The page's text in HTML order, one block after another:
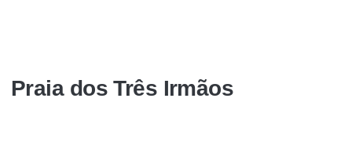
Praia dos Três Irmãos